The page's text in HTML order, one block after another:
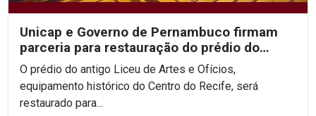
Unicap e Governo de Pernambuco firmam
parceria para restauração do prédio do
antigo Liceu de...
O prédio do antigo Liceu de Artes e Ofícios,
equipamento histórico do Centro do Recife, será
restaurado para...